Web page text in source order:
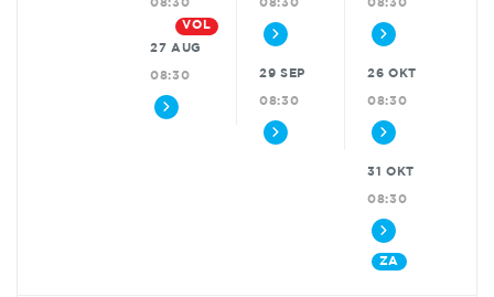
08:30
VOL
27 AUG
08:30
08:30
29 SEP
08:30
08:30
26 OKT
08:30
31 OKT
08:30
ZA